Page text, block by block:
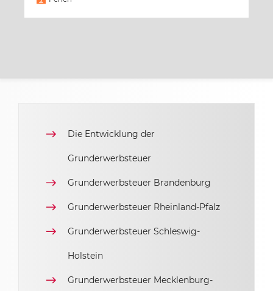
Die Entwicklung der
Grunderwerbsteuer
Grunderwerbsteuer Brandenburg
Grunderwerbsteuer Rheinland-Pfalz
Grunderwerbsteuer Schleswig-
Holstein
Grunderwerbsteuer Mecklenburg-